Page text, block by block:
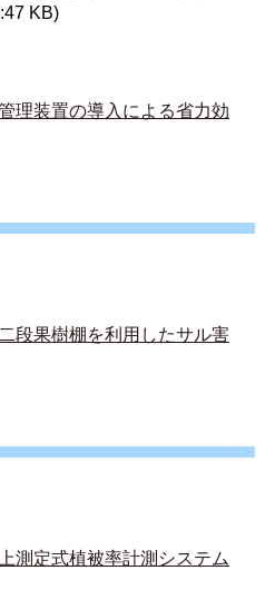
KB)
理装置の導入による省力効
段果樹棚を利用したサル害
測定式植被率計測システム